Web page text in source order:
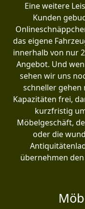
Eine weitere
Kunden
das eigene
innerhalb von nur
Angebot. Und
sehen wir uns
schneller gehen
Kapazitäten frei,
kurzfristig
Möbelgeschäft,
oder die
übernehmen